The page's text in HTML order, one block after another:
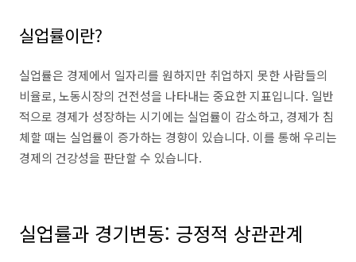
실업률이란?
실업률은 경제에서 일자리를 원하지만 취업하지 못한 사람들의
비율로, 노동시장의 건전성을 나타내는 중요한 지표입니다. 일반
적으로 경제가 성장하는 시기에는 실업률이 감소하고, 경제가 침
체할 때는 실업률이 증가하는 경향이 있습니다. 이를 통해 우리는
경제의 건강성을 판단할 수 있습니다.
실업률과 경기변동: 긍정적 상관관계